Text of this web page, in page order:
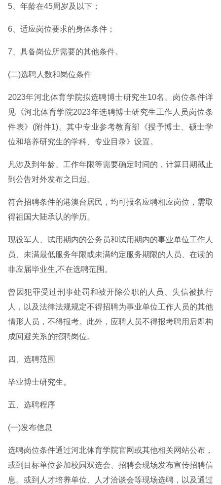
5、年龄在45周岁及以下；
6、适应岗位要求的身体条件；
7、具备岗位所需要的其他条件。
(二)选聘人数和岗位条件
2023年河北体育学院拟选聘博士研究生10名。岗位条件详
见《河北体育学院2023年选聘博士研究生工作人员岗位条
件表》(附件1)。其中专业参考教育部《授予博士、硕士学
位和培养研究生的学科、专业目录》设置。
凡涉及到年龄、工作年限等需要确定时间的，计算日期截止
到公告对外发布之日起。
符合招聘条件的港澳台居民，均可报名应聘相应岗位，需取
得祖国大陆承认的学历。
现役军人、试用期内的公务员和试用期内的事业单位工作人
员、未满最低服务年限或未满约定服务期限的人员、在读的
非应届毕业生,不在选聘范围。
曾因犯罪受过刑事处罚和被开除公职的人员、失信被执行
人，以及法律法规规定不得招聘为事业单位工作人员的其他
情形人员，不得报考。此外，应聘人员不得报考聘用后即构
成回避关系的招聘岗位。
四、选聘范围
毕业博士研究生。
五、选聘程序
(一)发布信息
选聘岗位条件通过河北体育学院官网或其他相关网站公布，
或到目标单位参加校园双选会、招聘会现场发布宣传招聘信
息。或到人才培养单位、人才洽谈会等现场选聘，以及通过